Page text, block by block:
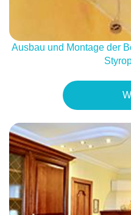
Ausbau und Montage der